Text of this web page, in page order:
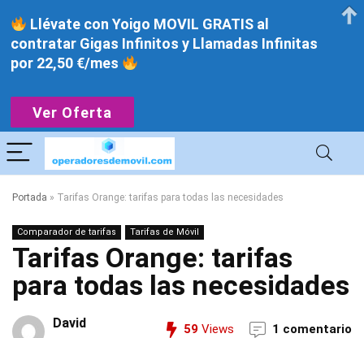
Portada » Tarifas Orange: tarifas para todas las necesidades
Comparador de tarifas Tarifas de Móvil
Tarifas Orange: tarifas
para todas las necesidades
David 59 Views 1 comentario
Llévate con Yoigo MOVIL GRATIS al
contratar Gigas Infinitos y Llamadas Infinitas
por 22,50 €/mes
Ver Oferta